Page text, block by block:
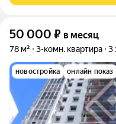
50 000 ₽ в месяц
78 м² 3-комн. квартира 3
новостройка онлайн показ